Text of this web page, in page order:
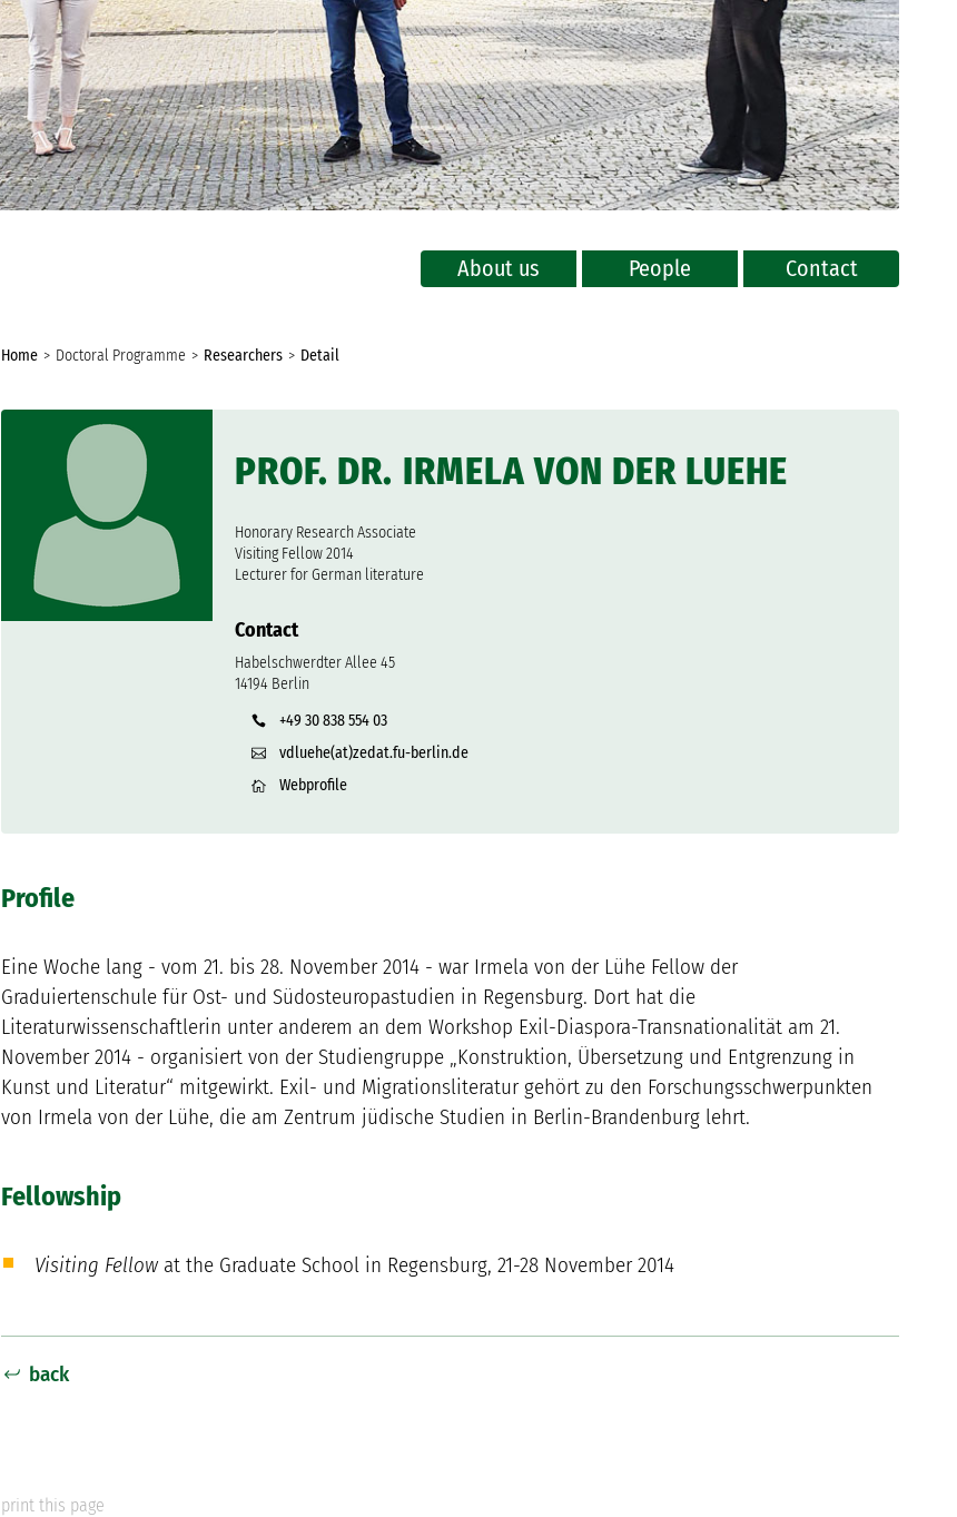
In the Media
Biannual Report
About us People Contact
You
Home Doctoral Programme Researchers Detail
PROF. DR. IRMELA VON DER LUEHE
Honorary Research Associate
Visiting Fellow 2014
Lecturer for German literature
Contact
Habelschwerdter Allee 45
14194 Berlin
+49 30 838 554 03
vdluehe(at)zedat.fu-berlin.de
Webprofile
Profile
Eine Woche lang - vom 21. bis 28. November 2014 - war Irmela von der Lühe Fellow der
Graduiertenschule für Ost- und Südosteuropastudien in Regensburg. Dort hat die
Literaturwissenschaftlerin unter anderem an dem Workshop Exil-Diaspora-Transnationalität am 21.
November 2014 - organisiert von der Studiengruppe „Konstruktion, Übersetzung und Entgrenzung in
Kunst und Literatur“ mitgewirkt. Exil- und Migrationsliteratur gehört zu den Forschungsschwerpunkten
von Irmela von der Lühe, die am Zentrum jüdische Studien in Berlin-Brandenburg lehrt.
Fellowship
Visiting Fellowat the Graduate School in Regensburg, 21-28 November 2014
back
print this page